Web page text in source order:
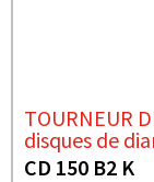
TOURNEUR
disques de
CD 150 B2 K